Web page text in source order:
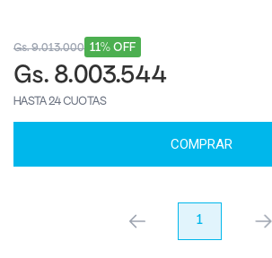
11% OFF
Gs. 9.013.000
Gs. 8.003.544
HASTA 24 CUOTAS
COMPRAR
anterior 1